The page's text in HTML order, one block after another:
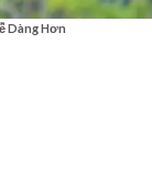
Dàng Hơn